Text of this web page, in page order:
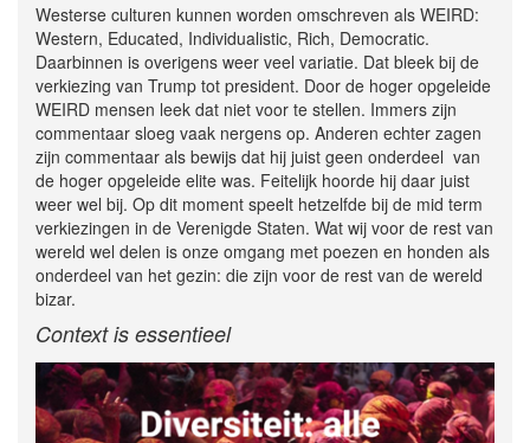
Westerse culturen kunnen worden omschreven als WEIRD:
Western, Educated, Individualistic, Rich, Democratic.
Daarbinnen is overigens weer veel variatie. Dat bleek bij de
verkiezing van Trump tot president. Door de hoger opgeleide
WEIRD mensen leek dat niet voor te stellen. Immers zijn
commentaar sloeg vaak nergens op. Anderen echter zagen
zijn commentaar als bewijs dat hij juist geen onderdeel van
de hoger opgeleide elite was. Feitelijk hoorde hij daar juist
weer wel bij. Op dit moment speelt hetzelfde bij de mid term
verkiezingen in de Verenigde Staten. Wat wij voor de rest van
wereld wel delen is onze omgang met poezen en honden als
onderdeel van het gezin: die zijn voor de rest van de wereld
bizar.
Context is essentieel